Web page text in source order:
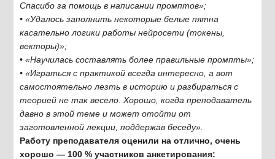
Спасибо за помощь в написании промптов»;
• «Удалось заполнить некоторые белые пятна
касательно логики работы нейросети (токены,
векторы)»;
• «Научилась составлять более правильные промпты»;
• «Играться с практикой всегда интересно, а вот
самостоятельно лезть в историю и разбираться с
теорией не так весело. Хорошо, когда преподаватель
давно в этой теме и может отойти от
заготовленной лекции, поддержав беседу».
Работу преподавателя оценили на отлично, очень
хорошо — 100 % участников анкетирования: